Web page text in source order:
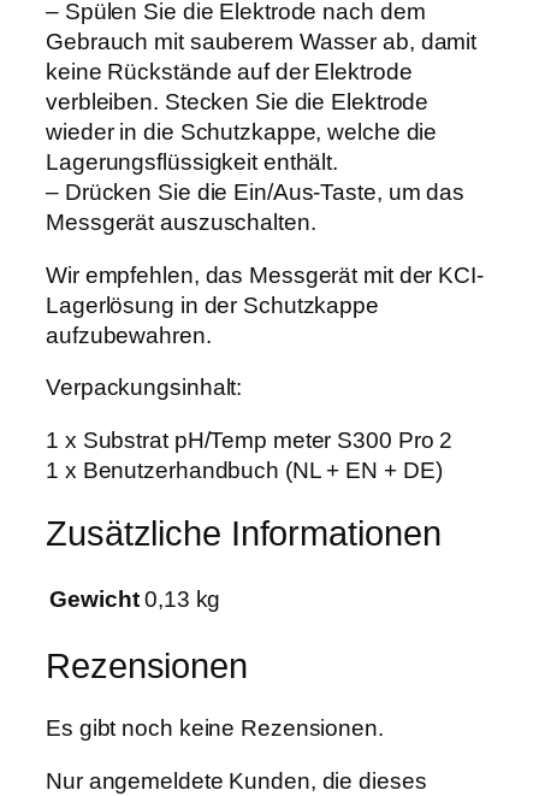
– Spülen Sie die Elektrode nach dem
Gebrauch mit sauberem Wasser ab, damit
keine Rückstände auf der Elektrode
verbleiben. Stecken Sie die Elektrode
wieder in die Schutzkappe, welche die
Lagerungsflüssigkeit enthält.
– Drücken Sie die Ein/Aus-Taste, um das
Messgerät auszuschalten.
Wir empfehlen, das Messgerät mit der KCI-
Lagerlösung in der Schutzkappe
aufzubewahren.
Verpackungsinhalt:
1 x Substrat pH/Temp meter S300 Pro 2
1 x Benutzerhandbuch (NL + EN + DE)
Zusätzliche Informationen
Gewicht 0,13 kg
Rezensionen
Es gibt noch keine Rezensionen.
Nur angemeldete Kunden, die dieses